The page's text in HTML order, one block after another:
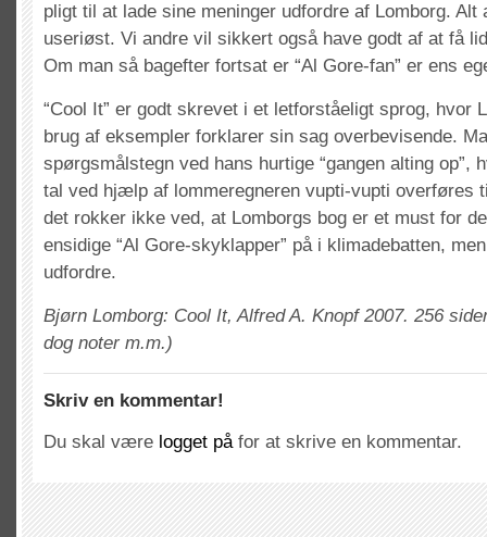
pligt til at lade sine meninger udfordre af Lomborg.
useriøst. Vi andre vil sikkert også have godt af at få
Om man så bagefter fortsat er “Al Gore-fan” er ens
“Cool It” er godt skrevet i et letforståeligt sprog, hvor
brug af eksempler forklarer sin sag overbevisende.
spørgsmålstegn ved hans hurtige “gangen alting op”,
tal ved hjælp af lommeregneren vupti-vupti overføres
det rokker ikke ved, at Lomborgs bog er et must for
ensidige “Al Gore-skyklapper” på i klimadebatten,
udfordre.
Bjørn Lomborg: Cool It, Alfred A. Knopf 2007. 256
dog noter m.m.)
Skriv en kommentar!
Du skal være logget påfor at skrive en kommentar.